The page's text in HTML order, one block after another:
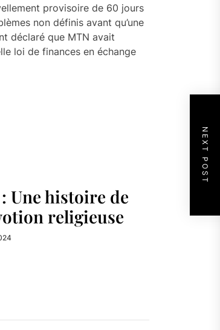
provisoire de 60 jours
non définis avant qu’une
déclaré que MTN avait
loi de finances en échange
NEXT POST
Une histoire de
religieuse